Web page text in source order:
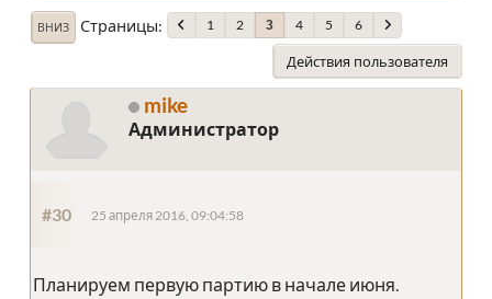
ВНИЗ Страницы 1 2 3 4 5 6
Действия пользователя
mike
Администратор
#30 25 апреля 2016, 09:04:58
Планируем первую партию в начале июня.